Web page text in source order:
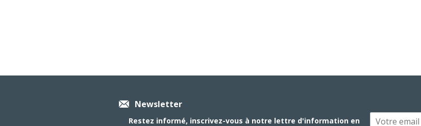
Newsletter
Restez informé, inscrivez-vous à notre lettre d'information en